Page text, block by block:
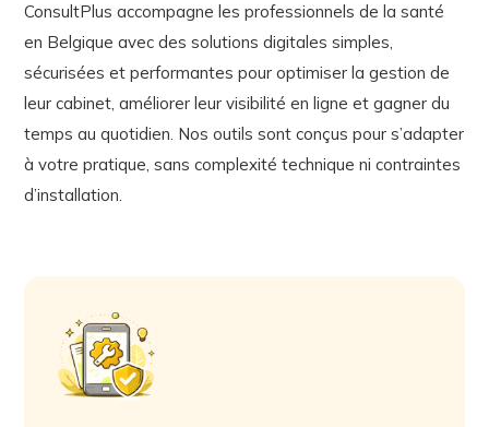
ConsultPlus accompagne les professionnels de la santé
en Belgique avec des solutions digitales simples,
sécurisées et performantes pour optimiser la gestion de
leur cabinet, améliorer leur visibilité en ligne et gagner du
temps au quotidien. Nos outils sont conçus pour s’adapter
à votre pratique, sans complexité technique ni contraintes
d’installation.